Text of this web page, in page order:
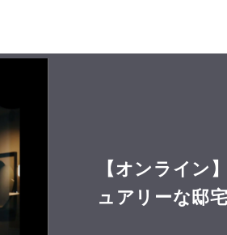
【オンライン
ュアリーな邸宅